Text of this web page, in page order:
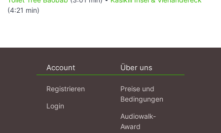
(4:21 min)
Account
Registrieren
Login
Über uns
Preise und
Bedingungen
Audiowalk-
Award